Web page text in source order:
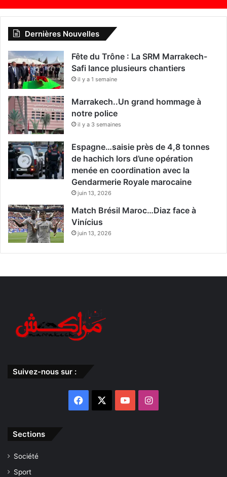
Dernières Nouvelles
Fête du Trône : La SRM Marrakech-
Safi lance plusieurs chantiers
il y a 1 semaine
Marrakech..Un grand hommage à
notre police
il y a 3 semaines
Espagne…saisie près de 4,8 tonnes
de hachich lors d’une opération
menée en coordination avec la
Gendarmerie Royale marocaine
juin 13, 2026
Match Brésil Maroc…Diaz face à
Vinícius
juin 13, 2026
Suivez-nous sur :
Facebook YouTubeInstagram
Sections
Société
Sport